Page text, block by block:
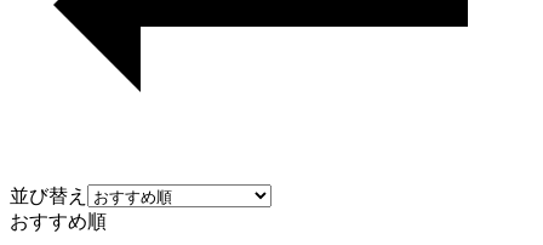
並び替え
おすすめ順